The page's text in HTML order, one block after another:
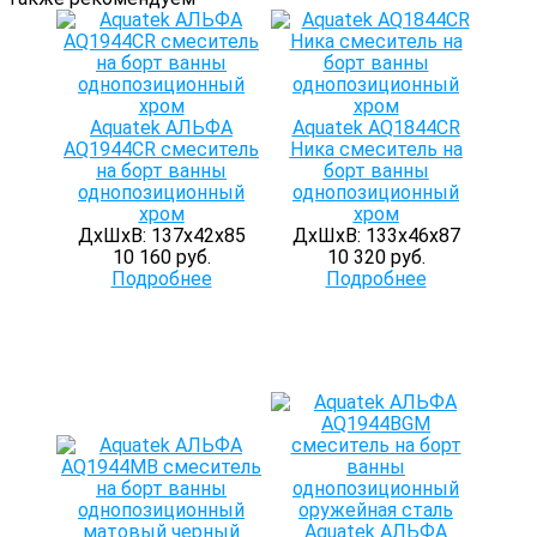
Aquatek АЛЬФА
AQ1944CR смеситель
на борт ванны
однопозиционный
хром
ДхШхВ: 137х42х85
10 160 руб.
Подробнее
Aquatek AQ1844CR
Ника смеситель на
борт ванны
однопозиционный
хром
ДхШхВ: 133х46х87
10 320 руб.
Подробнее
Aquatek АЛЬФА